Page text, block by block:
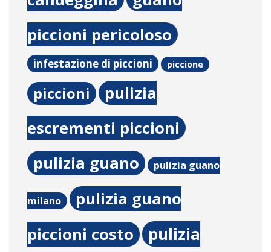
piccioni pericoloso
infestazione di piccioni piccione
piccioni
pulizia
escrementi piccioni
pulizia guano pulizia guano
milano
pulizia guano
piccioni costo
pulizia